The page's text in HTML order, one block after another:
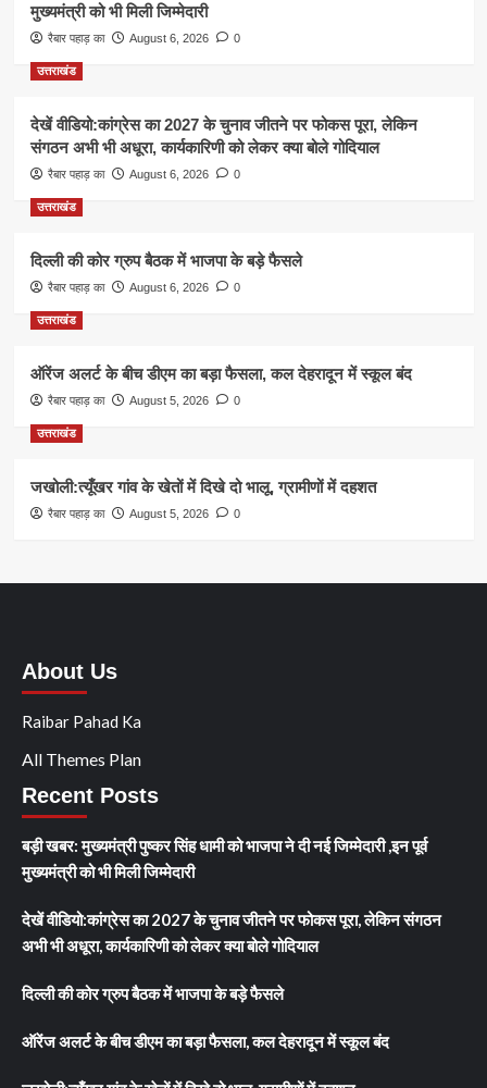
मुख्यमंत्री को भी मिली जिम्मेदारी
रैबार पहाड़ का August 6, 2026 0
उत्तराखंड
देखें वीडियो:कांग्रेस का 2027 के चुनाव जीतने पर फोकस पूरा, लेकिन
संगठन अभी भी अधूरा, कार्यकारिणी को लेकर क्या बोले गोदियाल
रैबार पहाड़ का August 6, 2026 0
उत्तराखंड
दिल्ली की कोर ग्रुप बैठक में भाजपा के बड़े फैसले
रैबार पहाड़ का August 6, 2026 0
उत्तराखंड
ऑरेंज अलर्ट के बीच डीएम का बड़ा फैसला, कल देहरादून में स्कूल बंद
रैबार पहाड़ का August 5, 2026 0
उत्तराखंड
जखोली:त्यूँखर गांव के खेतों में दिखे दो भालू, ग्रामीणों में दहशत
रैबार पहाड़ का August 5, 2026 0
About Us
Raibar Pahad Ka
All Themes Plan
Recent Posts
बड़ी खबर: मुख्यमंत्री पुष्कर सिंह धामी को भाजपा ने दी नई जिम्मेदारी ,इन पूर्व
मुख्यमंत्री को भी मिली जिम्मेदारी
देखें वीडियो:कांग्रेस का 2027 के चुनाव जीतने पर फोकस पूरा, लेकिन संगठन
अभी भी अधूरा, कार्यकारिणी को लेकर क्या बोले गोदियाल
दिल्ली की कोर ग्रुप बैठक में भाजपा के बड़े फैसले
ऑरेंज अलर्ट के बीच डीएम का बड़ा फैसला, कल देहरादून में स्कूल बंद